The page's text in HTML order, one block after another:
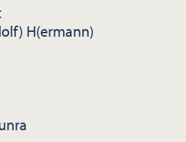
H(ermann)